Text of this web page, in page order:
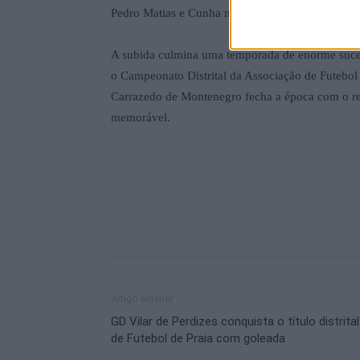
Pedro Matias e Cunha marcaram os restantes
A subida culmina uma temporada de enorme
o Campeonato Distrital da Associação de
Carrazedo de Montenegro fecha a época com o
memorável.
GD Vilar de Perdizes conquista o título distrital
de Futebol de Praia com goleada